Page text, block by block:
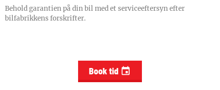
Behold garantien på din bil med et serviceeftersyn efter
bilfabrikkens forskrifter.
Book tid 